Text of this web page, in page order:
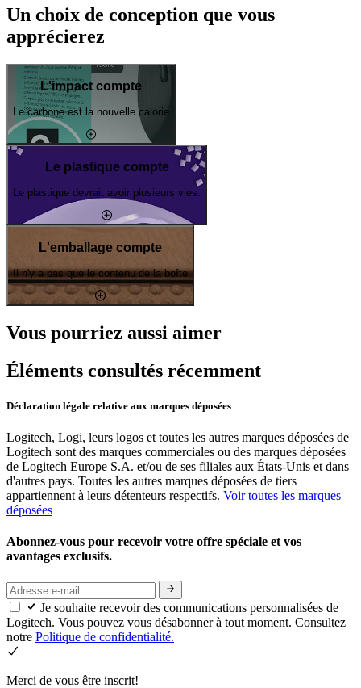
Un choix de conception que vous
apprécierez
L'impact compte
Le carbone est la nouvelle calorie
Le plastique compte
Le plastique devrait avoir plusieurs vies.
L'emballage compte
Il n'y a pas que le contenu de la boîte
Vous pourriez aussi aimer
Éléments consultés récemment
Déclaration légale relative aux marques déposées
Logitech, Logi, leurs logos et toutes les autres marques déposées de
Logitech sont des marques commerciales ou des marques déposées
de Logitech Europe S.A. et/ou de ses filiales aux États-Unis et dans
d'autres pays. Toutes les autres marques déposées de tiers
appartiennent à leurs détenteurs respectifs. Voir toutes les marques
déposées
Abonnez-vous pour recevoir votre offre spéciale et vos
avantages exclusifs.
Je souhaite recevoir des communications personnalisées de
Logitech. Vous pouvez vous désabonner à tout moment. Consultez
notre Politique de confidentialité.
Merci de vous être inscrit!